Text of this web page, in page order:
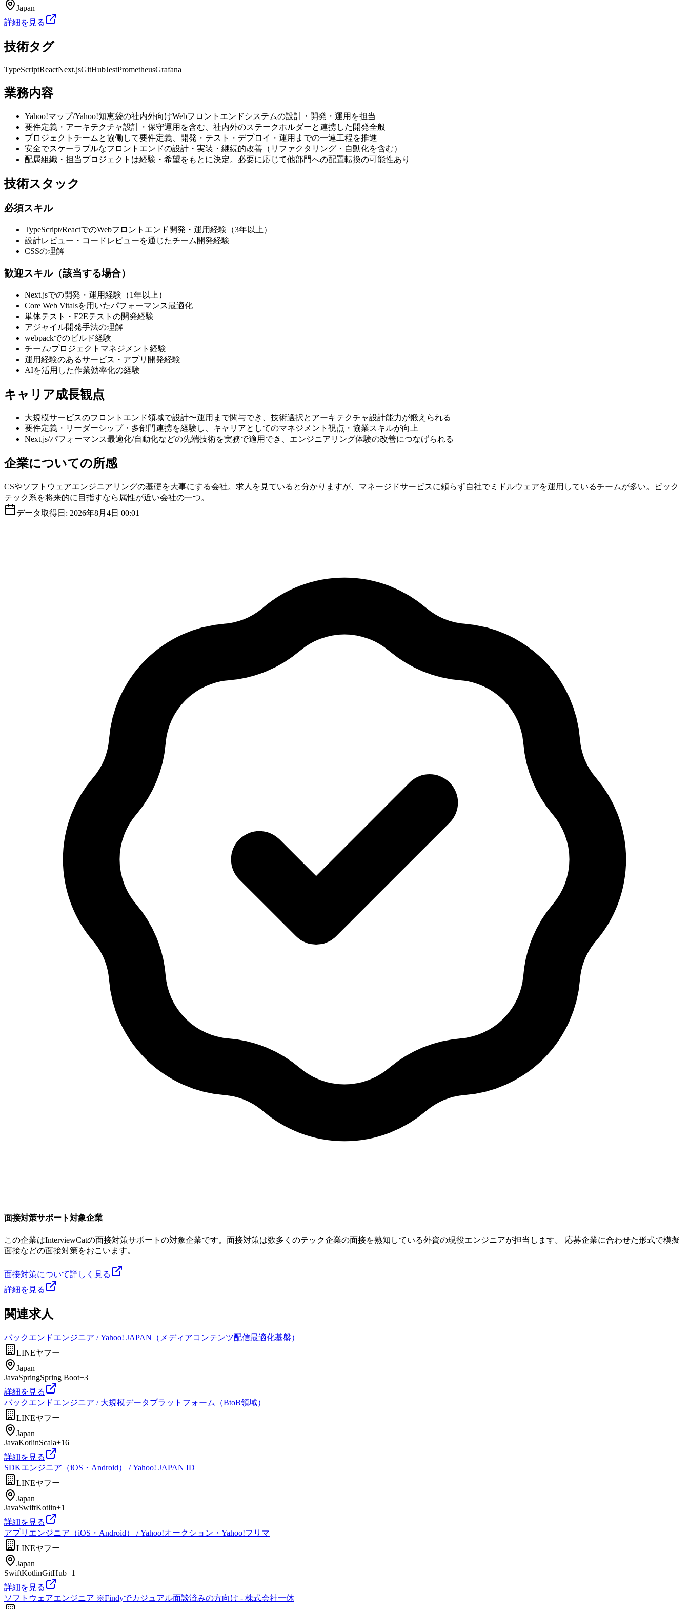
Japan
詳細を見る
技術タグ
TypeScriptReactNext.jsGitHubJestPrometheusGrafana
業務内容
Yahoo!マップ/Yahoo!知恵袋の社内外向けWebフロントエンドシステムの設計・開発・運用を担当
要件定義・アーキテクチャ設計・保守運用を含む、社内外のステークホルダーと連携した開発全般
プロジェクトチームと協働して要件定義、開発・テスト・デプロイ・運用までの一連工程を推進
安全でスケーラブルなフロントエンドの設計・実装・継続的改善（リファクタリング・自動化を含む）
配属組織・担当プロジェクトは経験・希望をもとに決定。必要に応じて他部門への配置転換の可能性あり
技術スタック
必須スキル
TypeScript/ReactでのWebフロントエンド開発・運用経験（3年以上）
設計レビュー・コードレビューを通じたチーム開発経験
CSSの理解
歓迎スキル（該当する場合）
Next.jsでの開発・運用経験（1年以上）
Core Web Vitalsを用いたパフォーマンス最適化
単体テスト・E2Eテストの開発経験
アジャイル開発手法の理解
webpackでのビルド経験
チーム/プロジェクトマネジメント経験
運用経験のあるサービス・アプリ開発経験
AIを活用した作業効率化の経験
キャリア成長観点
大規模サービスのフロントエンド領域で設計〜運用まで関与でき、技術選択とアーキテクチャ設計能力が鍛えられる
要件定義・リーダーシップ・多部門連携を経験し、キャリアとしてのマネジメント視点・協業スキルが向上
Next.js/パフォーマンス最適化/自動化などの先端技術を実務で適用でき、エンジニアリング体験の改善につなげられる
企業についての所感
CSやソフトウェアエンジニアリングの基礎を大事にする会社。求人を見ていると分かりますが、マネージドサービスに頼らず自社でミドルウェアを運用しているチームが多い。ビック
テック系を将来的に目指すなら属性が近い会社の一つ。
データ取得日: 2026年8月4日 00:01
面接対策サポート対象企業
この企業はInterviewCatの面接対策サポートの対象企業です。面接対策は数多くのテック企業の面接を熟知している外資の現役エンジニアが担当します。 応募企業に合わせた形式で模擬
面接などの面接対策をおこいます。
面接対策について詳しく見る
詳細を見る
関連求人
バックエンドエンジニア / Yahoo! JAPAN（メディアコンテンツ配信最適化基盤）
LINEヤフー
Japan
JavaSpringSpring Boot+3
詳細を見る
バックエンドエンジニア / 大規模データプラットフォーム（BtoB領域）
LINEヤフー
Japan
JavaKotlinScala+16
詳細を見る
SDKエンジニア（iOS・Android） / Yahoo! JAPAN ID
LINEヤフー
Japan
JavaSwiftKotlin+1
詳細を見る
アプリエンジニア（iOS・Android） / Yahoo!オークション・Yahoo!フリマ
LINEヤフー
Japan
SwiftKotlinGitHub+1
詳細を見る
ソフトウェアエンジニア ※Findyでカジュアル面談済みの方向け - 株式会社一休